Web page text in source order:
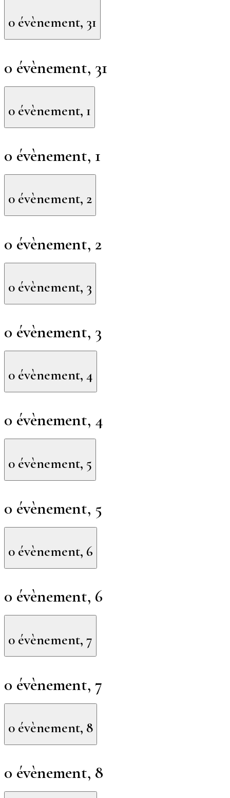
0 évènement, 31
0 évènement, 31
0 évènement, 1
0 évènement, 1
0 évènement, 2
0 évènement, 2
0 évènement, 3
0 évènement, 3
0 évènement, 4
0 évènement, 4
0 évènement, 5
0 évènement, 5
0 évènement, 6
0 évènement, 6
0 évènement, 7
0 évènement, 7
0 évènement, 8
0 évènement, 8